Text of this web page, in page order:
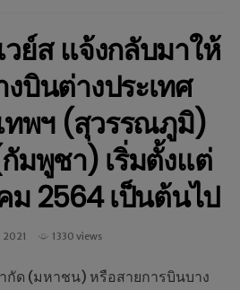
วย์ส แจ้งกลับมาให้
บินต่างประเทศ
ทพฯ (สุวรรณภูมิ)
มพูชา) เริ่มตั้งแต่
ม 2564 เป็นต้นไป
2021 1330 views
กัด (มหาชน) หรือสายการบินบาง